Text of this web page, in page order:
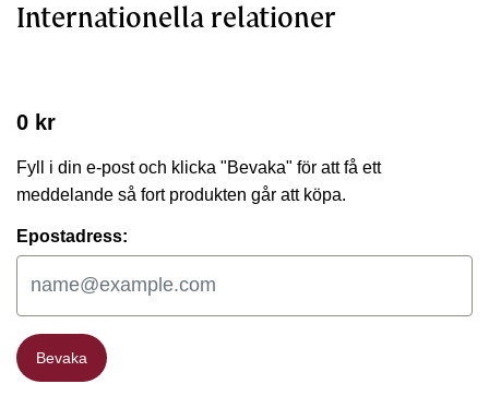
Internationella relationer
0 kr
Fyll i din e-post och klicka "Bevaka" för att få ett
meddelande så fort produkten går att köpa.
Epostadress:
Bevaka
Bevaka